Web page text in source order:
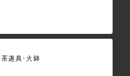
道具・火鉢